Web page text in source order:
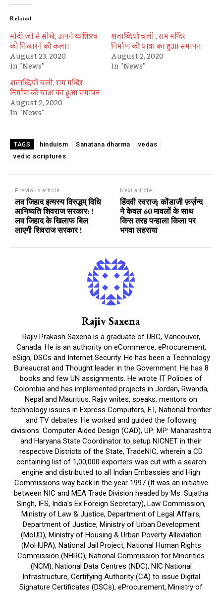
Related
मोदी जी से सीखें, अपने व्यक्तित्व
को निखारने की कला।
August 23, 2020
In "News"
शताब्दियों चली , राम मन्दिर
निर्माण की यात्रा का हुआ समापन
August 2, 2020
In "News"
शताब्दियों चली, राम मन्दिर
निर्माण की यात्रा का हुआ समापन
August 2, 2020
In "News"
TAGS hinduism Sanatana dharma
vedas
vedic scriptures
Previous article
लव जिहाद इत्यस्य विरुद्धम् विधि
आनिष्यति शिवराज सरकार: !
लव जिहाद के खिलाफ बिल
लाएगी शिवराज सरकार !
Next article
हिंदवी स्वराज्: कोंडाजी फ़र्ज़न्द
ने केवल 60 मावलों के साथ
किस तरह पन्हाला किला पर
भगवा लहराया
Rajiv Saxena
Rajiv Prakash Saxena is a graduate of UBC, Vancouver,
Canada. He is an authority on eCommerce, eProcurement,
eSign, DSCs and Internet Security. He has been a Technology
Bureaucrat and Thought leader in the Government. He has 8
books and few UN assignments. He wrote IT Policies of
Colombia and has implemented projects in Jordan, Rwanda,
Nepal and Mauritius. Rajiv writes, speaks, mentors on
technology issues in Express Computers, ET, National frontier
and TV debates. He worked and guided the following
divisions: Computer Aided Design (CAD), UP: MP: Maharashtra
and Haryana State Coordinator to setup NICNET in their
respective Districts of the State, TradeNIC, wherein a CD
containing list of 1,00,000 exporters was cut with a search
engine and distributed to all Indian Embassies and High
Commissions way back in the year 1997 (It was an initiative
between NIC and MEA Trade Division headed by Ms. Sujatha
Singh, IFS, India’s Ex Foreign Secretary), Law Commission,
Ministry of Law & Justice, Department of Legal Affairs,
Department of Justice, Ministry of Urban Development
(MoUD), Ministry of Housing & Urban Poverty Alleviation
(MoHUPA), National Jail Project, National Human Rights
Commission (NHRC), National Commission for Minorities
(NCM), National Data Centres (NDC), NIC National
Infrastructure, Certifying Authority (CA) to issue Digital
Signature Certificates (DSCs), eProcurement, Ministry of